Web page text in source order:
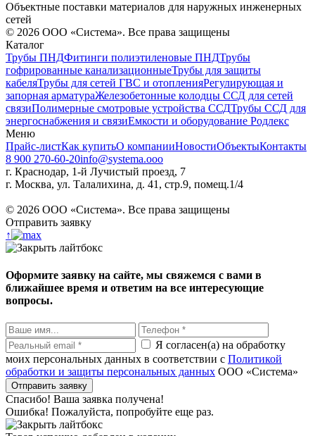
Объектные поставки материалов для наружных инженерных
сетей
© 2026 ООО «Система». Все права защищены
Каталог
Трубы ПНДФитинги полиэтиленовые ПНДТрубы
гофрированные канализационныеТрубы для защиты
кабеляТрубы для сетей ГВС и отопленияРегулирующая и
запорная арматураЖелезобетонные колодцы ССД для сетей
связиПолимерные смотровые устройства ССДТрубы ССД для
энергоснабжения и связиЕмкости и оборудование Родлекс
Меню
Прайс-листКак купитьО компанииНовостиОбъектыКонтакты
8 900 270-60-20info@systema.ooo
г. Краснодар, 1-й Лучистый проезд, 7
г. Москва, ул. Талалихина, д. 41, стр.9, помещ.1/4
© 2026 ООО «Система». Все права защищены
Отправить заявку
↑
Оформите заявку на сайте, мы свяжемся с вами в
ближайшее время и ответим на все интересующие
вопросы.
Я согласен(а) на обработку
моих персональных данных в соответствии с Политикой
обработки и защиты персональных данных ООО «Система»
Спасибо! Ваша заявка получена!
Ошибка! Пожалуйста, попробуйте еще раз.